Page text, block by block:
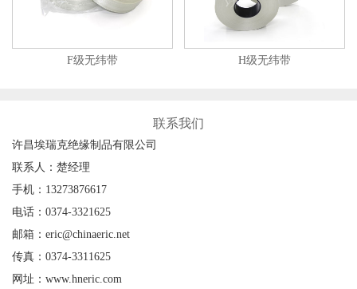
F级无纬带 H级无纬带
联系我们
许昌埃瑞克绝缘制品有限公司
联系人：楚经理
手机：13273876617
电话：0374-3321625
邮箱：eric@chinaeric.net
传真：0374-3311625
网址：www.hneric.com